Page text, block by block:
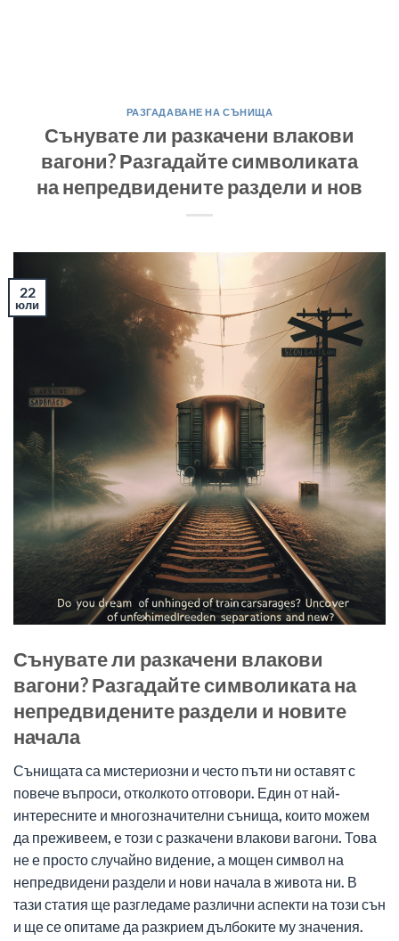
РАЗГАДАВАНЕ НА СЪНИЩА
Сънувате ли разкачени влакови
вагони? Разгадайте символиката
на непредвидените раздели и нов
22
юли
Сънувате ли разкачени влакови
вагони? Разгадайте символиката на
непредвидените раздели и новите
начала
Сънищата са мистериозни и често пъти ни оставят с
повече въпроси, отколкото отговори. Един от най-
интересните и многозначителни сънища, които можем
да преживеем, е този с разкачени влакови вагони. Това
не е просто случайно видение, а мощен символ на
непредвидени раздели и нови начала в живота ни. В
тази статия ще разгледаме различни аспекти на този сън
и ще се опитаме да разкрием дълбоките му значения.